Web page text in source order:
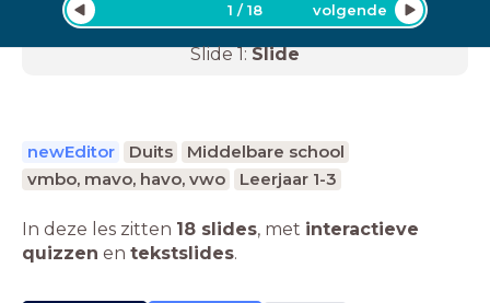
1 /18 volgende
Slide1:Slide
newEditor Duits
Middelbare school
vmbo, mavo, havo, vwo
Leerjaar 1-3
In deze les zitten 18 slides, met interactieve
quizzen en tekstslides.